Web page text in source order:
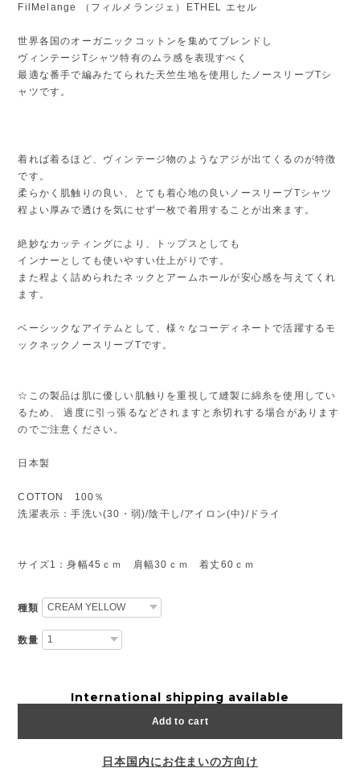
FilMelange （フィルメランジェ）ETHEL エセル
世界各国のオーガニックコットンを集めてブレンドし
ヴィンテージTシャツ特有のムラ感を表現すべく
最適な番手で編みたてられた天竺生地を使用したノースリーブTシ
ャツです。
着れば着るほど、ヴィンテージ物のようなアジが出てくるのが特徴
です。
柔らかく肌触りの良い、とても着心地の良いノースリーブTシャツ
程よい厚みで透けを気にせず一枚で着用することが出来ます。
絶妙なカッティングにより、トップスとしても
インナーとしても使いやすい仕上がりです。
また程よく詰められたネックとアームホールが安心感を与えてくれ
ます。
ベーシックなアイテムとして、様々なコーディネートで活躍するモ
ックネックノースリーブTです。
☆この製品は肌に優しい肌触りを重視して縫製に綿糸を使用してい
るため、 過度に引っ張るなどされますと糸切れする場合があります
のでご注意ください。
日本製
COTTON 100％
洗濯表示：手洗い(30・弱)/陰干し/アイロン(中)/ドライ
サイズ1：身幅45ｃｍ 肩幅30ｃｍ 着丈60ｃｍ
種類
数量
International shipping available
Add to cart
日本国内にお住まいの方向け